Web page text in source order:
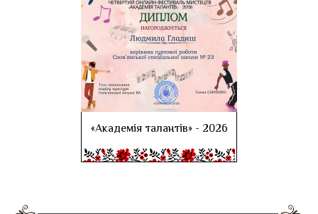
«Академія талантів» - 2026